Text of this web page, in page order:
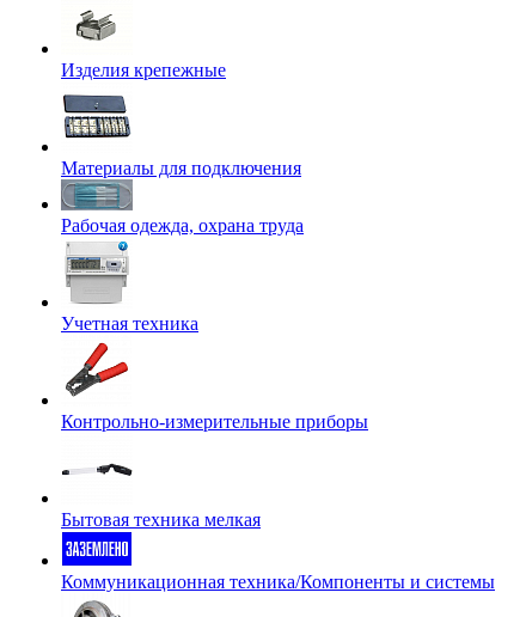
Изделия крепежные
Материалы для подключения
Рабочая одежда, охрана труда
Учетная техника
Контрольно-измерительные приборы
Бытовая техника мелкая
Коммуникационная техника/Компоненты и системы